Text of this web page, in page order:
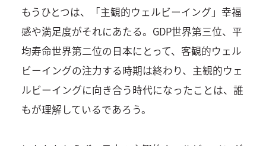
もうひとつは、「主観的ウェルビーイング」幸福
感や満足度がそれにあたる。GDP世界第三位、平
均寿命世界第二位の日本にとって、客観的ウェル
ビーイングの注力する時期は終わり、主観的ウェ
ルビーイングに向き合う時代になったことは、誰
もが理解しているであろう。